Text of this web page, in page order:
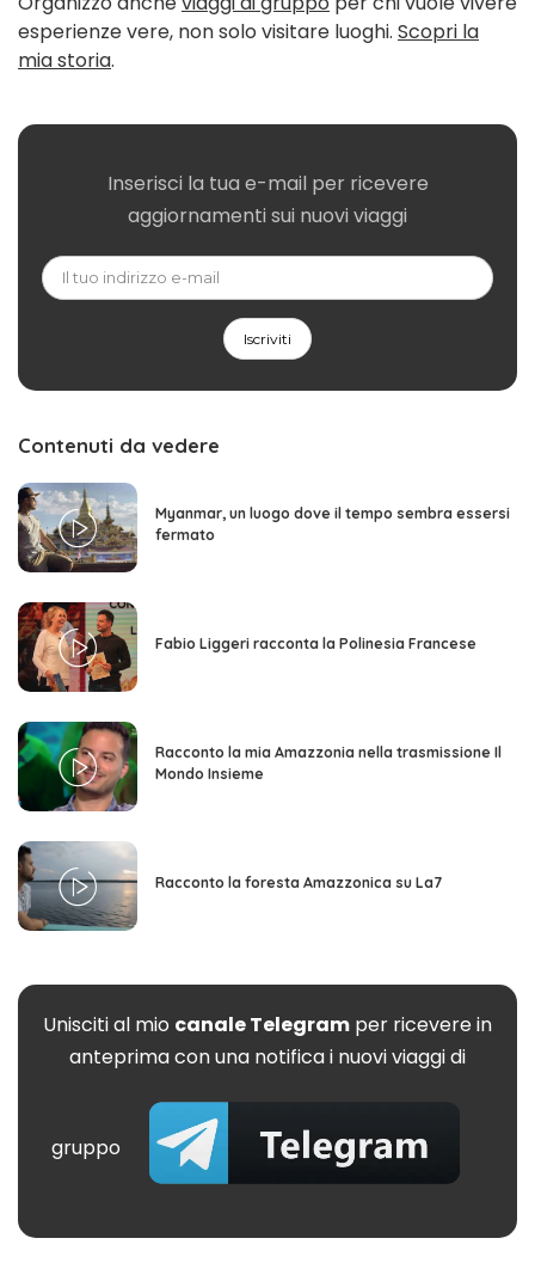
esperienze vere, non solo visitare luoghi. Scopri la
mia storia.
Inserisci la tua e-mail per ricevere
aggiornamenti sui nuovi viaggi
Contenuti da vedere
Myanmar, un luogo dove il tempo sembra essersi
fermato
Fabio Liggeri racconta la Polinesia Francese
Racconto la mia Amazzonia nella trasmissione Il
Mondo Insieme
Racconto la foresta Amazzonica su La7
Unisciti al mio canale Telegram per ricevere in
anteprima con una notifica i nuovi viaggi di
gruppo